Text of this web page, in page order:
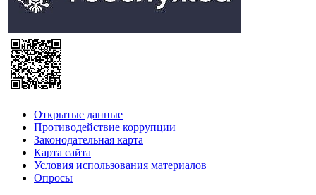
Открытые данные
Противодействие коррупции
Законодательная карта
Карта сайта
Условия использования материалов
Опросы